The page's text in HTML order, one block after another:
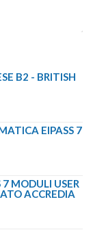
B2 - BRITISH
EIPASS 7
MODULI USER
ACCREDIA